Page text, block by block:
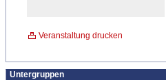
Veranstaltung drucken
Untergruppen